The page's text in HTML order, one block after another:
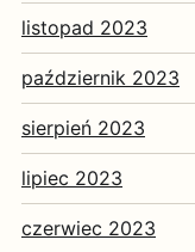
listopad 2023
październik 2023
sierpień 2023
lipiec 2023
czerwiec 2023